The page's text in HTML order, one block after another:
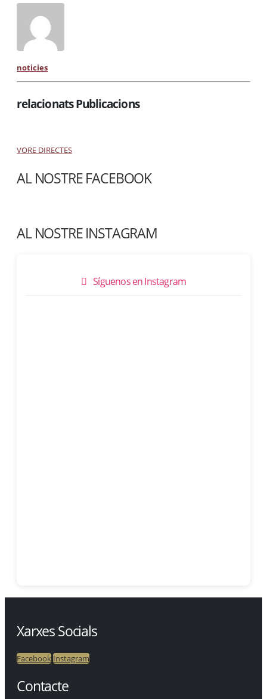
noticies
relacionats Publicacions
VORE DIRECTES
AL NOSTRE FACEBOOK
AL NOSTRE INSTAGRAM
Síguenos en Instagram
Xarxes Socials
FacebookInstagram
Contacte